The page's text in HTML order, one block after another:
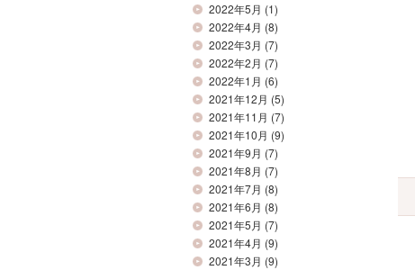
2022年5月 (1)
2022年4月 (8)
2022年3月 (7)
2022年2月 (7)
2022年1月 (6)
2021年12月 (5)
2021年11月 (7)
2021年10月 (9)
2021年9月 (7)
2021年8月 (7)
2021年7月 (8)
2021年6月 (8)
2021年5月 (7)
2021年4月 (9)
2021年3月 (9)